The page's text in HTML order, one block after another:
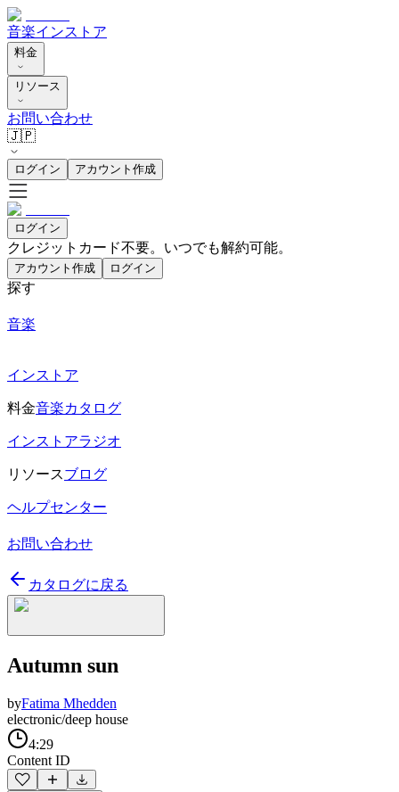
音楽インストア
料金
リソース
お問い合わせ
🇯🇵
ログイン アカウント作成
ログイン
クレジットカード不要。いつでも解約可能。
アカウント作成 ログイン
探す
音楽
インストア
料金音楽カタログ
インストアラジオ
リソースブログ
ヘルプセンター
お問い合わせ
カタログに戻る
Autumn sun
byFatima Mhedden
electronic/deep house
4:29
Content ID